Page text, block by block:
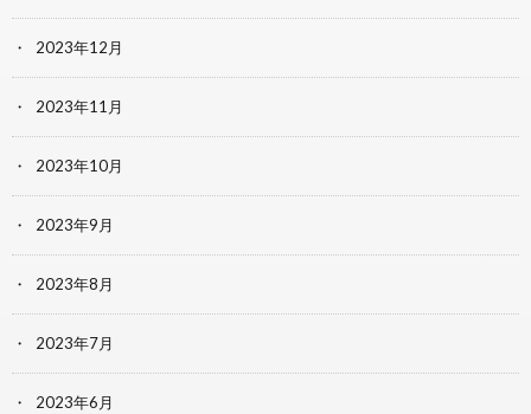
2023年12月
2023年11月
2023年10月
2023年9月
2023年8月
2023年7月
2023年6月